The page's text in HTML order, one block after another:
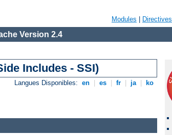
Modules Directives
Version 2.4
Includes - SSI)
Langues Disponibles: en es fr ja ko